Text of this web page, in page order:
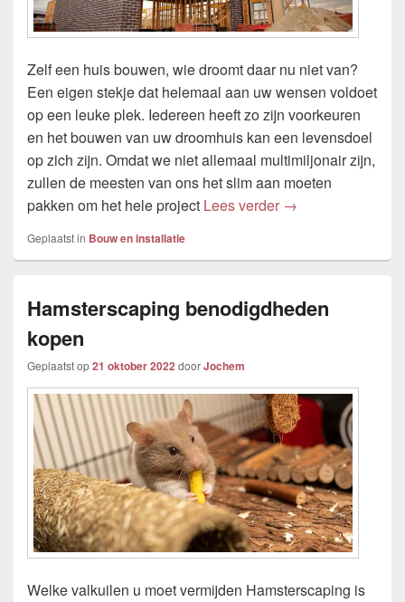
Zelf een huis bouwen, wie droomt daar nu niet van?
Een eigen stekje dat helemaal aan uw wensen voldoet
op een leuke plek. Iedereen heeft zo zijn voorkeuren
en het bouwen van uw droomhuis kan een levensdoel
op zich zijn. Omdat we niet allemaal multimiljonair zijn,
zullen de meesten van ons het slim aan moeten
pakken om het hele project Lees verder 3 tips om
→
Geplaatst in Bouw en installatie
Hamsterscaping benodigdheden
kopen
Geplaatst op21 oktober 2022doorJochem
Welke valkuilen u moet vermijden Hamsterscaping is